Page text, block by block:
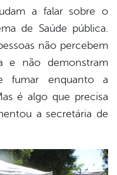
a falar sobre o
de Saúde pública.
não percebem
e não demonstram
fumar enquanto a
é algo que precisa
a secretária de